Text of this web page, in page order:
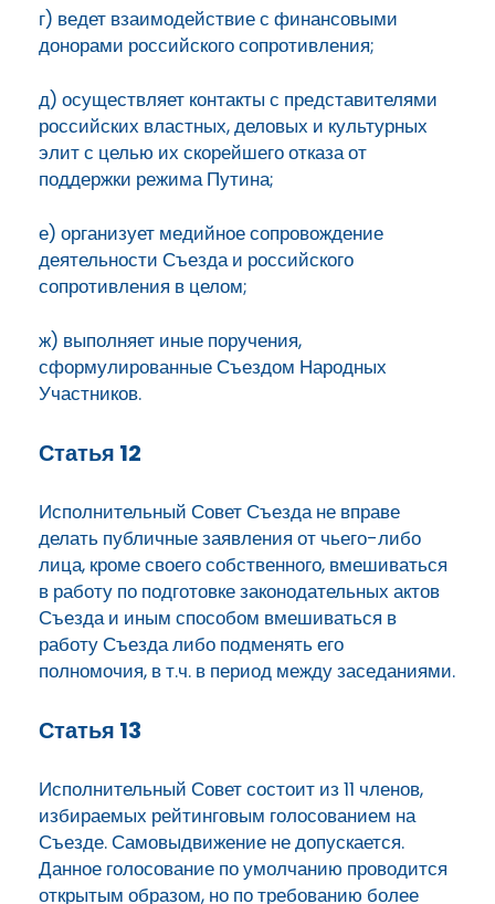
г) ведет взаимодействие с финансовыми
донорами российского сопротивления;
д) осуществляет контакты с представителями
российских властных, деловых и культурных
элит с целью их скорейшего отказа от
поддержки режима Путина;
е) организует медийное сопровождение
деятельности Съезда и российского
сопротивления в целом;
ж) выполняет иные поручения,
сформулированные Съездом Народных
Участников.
Статья 12
Исполнительный Совет Съезда не вправе
делать публичные заявления от чьего-либо
лица, кроме своего собственного, вмешиваться
в работу по подготовке законодательных актов
Съезда и иным способом вмешиваться в
работу Съезда либо подменять его
полномочия, в т.ч. в период между заседаниями.
Статья 13
Исполнительный Совет состоит из 11 членов,
избираемых рейтинговым голосованием на
Съезде. Самовыдвижение не допускается.
Данное голосование по умолчанию проводится
открытым образом, но по требованию более